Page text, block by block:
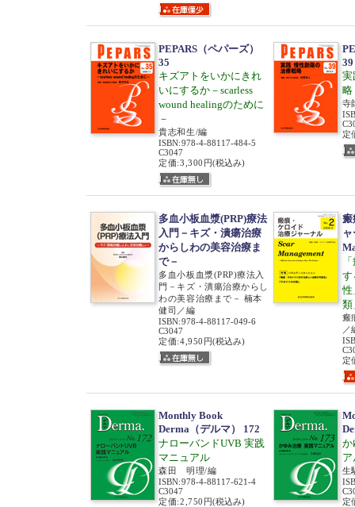
PEPARS（ペパーズ）
35
キズアトをいかにきれ
いにするか－scarless
wound healingのために
－
貴志和生/編
ISBN:978-4-88117-484-5
C3047
定価:3,300円(税込み)
39
実
略
寺
定
多血小板血漿(PRP)療法
入門－キズ・潰瘍治療
からしわの美容治療ま
で－
多血小板血漿(PRP)療法入
門－キズ・潰瘍治療からし
わの美容治療まで－ 楠本
健司／編
ISBN:978-4-88117-049-6
C3047
定価:4,950円(税込み)
瘢
す
性
類
瘢
／
定
Monthly Book
Derma（デルマ） 172
ナローバンドUVB 実践
マニュアル
森田 明理/編
ISBN:978-4-88117-621-4
C3047
定価:2,750円(税込み)
か
ア
生
定